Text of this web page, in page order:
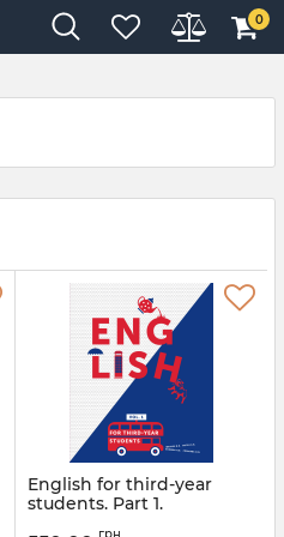
0
English for third-year
students. Part 1.